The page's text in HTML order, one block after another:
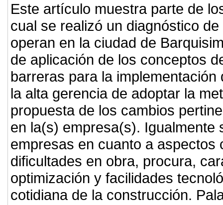
Este artículo muestra parte de
cual se realizó un diagnóstico
operan en la ciudad de
de aplicación de los conceptos
barreras para la
la alta gerencia de adoptar la
propuesta de los cambios
en la(s) empresa(s). Igualmente
empresas en cuanto a
dificultades en obra, procura,
optimización y facilidades
cotidiana de la construcción.